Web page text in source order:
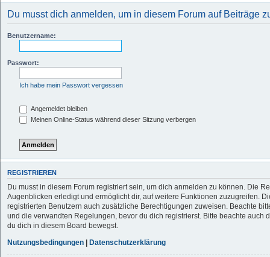
Du musst dich anmelden, um in diesem Forum auf Beiträge
Benutzername:
Passwort:
Ich habe mein Passwort vergessen
Angemeldet bleiben
Meinen Online-Status während dieser Sitzung verbergen
REGISTRIEREN
Du musst in diesem Forum registriert sein, um dich anmelden zu können. Die
Augenblicken erledigt und ermöglicht dir, auf weitere Funktionen zuzugreifen.
registrierten Benutzern auch zusätzliche Berechtigungen zuweisen. Beachte
und die verwandten Regelungen, bevor du dich registrierst. Bitte beachte auch
du dich in diesem Board bewegst.
Nutzungsbedingungen | Datenschutzerklärung